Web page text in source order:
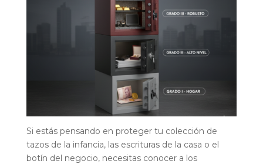
Si estás pensando en proteger tu colección de
tazos de la infancia, las escrituras de la casa o el
botín del negocio, necesitas conocer a los